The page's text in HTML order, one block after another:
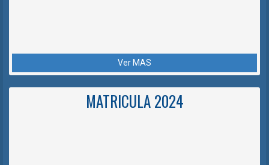
Ver MAS
MATRICULA 2024